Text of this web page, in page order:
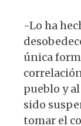
-Lo ha
única
pueblo y
sido
tomar el